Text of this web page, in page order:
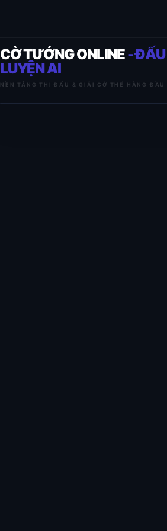
CỜ TƯỚNG ONLINE- ĐẤU
LUYỆN AI
NỀN TẢNG THI ĐẤU & GIẢI CỜ THẾ HÀNG ĐẦU